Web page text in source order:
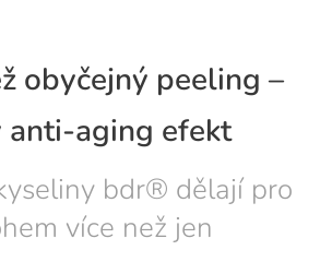
obyčejný peeling –
anti-aging efekt
bdr® dělají pro
více než jen